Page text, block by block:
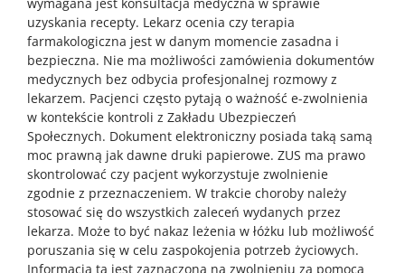
uzyskania recepty. Lekarz ocenia czy terapia
farmakologiczna jest w danym momencie zasadna i
bezpieczna. Nie ma możliwości zamówienia dokumentów
medycznych bez odbycia profesjonalnej rozmowy z
lekarzem. Pacjenci często pytają o ważność e-zwolnienia
w kontekście kontroli z Zakładu Ubezpieczeń
Społecznych. Dokument elektroniczny posiada taką samą
moc prawną jak dawne druki papierowe. ZUS ma prawo
skontrolować czy pacjent wykorzystuje zwolnienie
zgodnie z przeznaczeniem. W trakcie choroby należy
stosować się do wszystkich zaleceń wydanych przez
lekarza. Może to być nakaz leżenia w łóżku lub możliwość
poruszania się w celu zaspokojenia potrzeb życiowych.
Informacja ta jest zaznaczona na zwolnieniu za pomocą